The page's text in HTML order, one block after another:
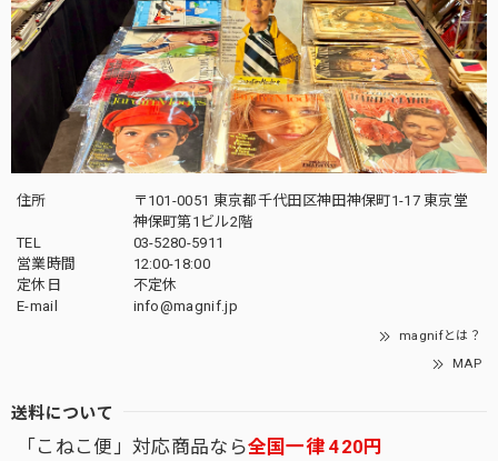
住所
〒101-0051 東京都千代田区神田神保町1-17 東京堂
神保町第1ビル2階
TEL
03-5280-5911
営業時間
12:00-18:00
定休日
不定休
E-mail
info@magnif.jp
magnifとは？
MAP
送料について
「こねこ便」対応商品なら全国一律 420円